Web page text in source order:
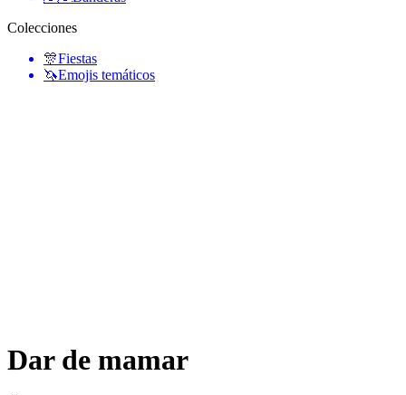
Colecciones
🎊Fiestas
🦄Emojis temáticos
Dar de mamar